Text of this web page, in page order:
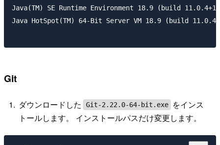
Java(TM) SE Runtime Environment 18.9 (build
Java HotSpot(TM) 64-Bit Server VM 18.9 (build
Git
ダウンロードした Git-2.22.0-64-bit.exe
をインス
トールします。 インストールパスだけ変更します。